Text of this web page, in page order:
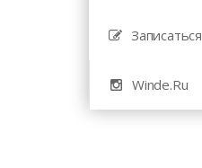
Записаться
Winde.Ru